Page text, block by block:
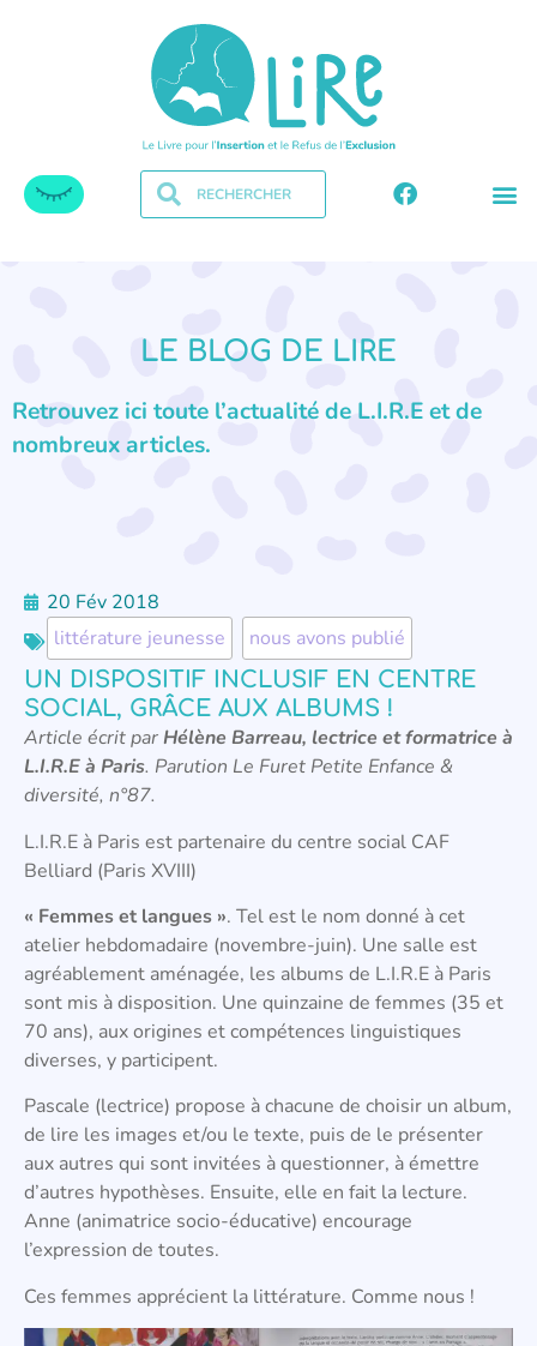
LE BLOG DE LIRE
Retrouvez ici toute l’actualité de L.I.R.E et de
nombreux articles.
20 Fév 2018
littérature jeunesse
nous avons publié
UN DISPOSITIF INCLUSIF EN CENTRE
SOCIAL, GRÂCE AUX ALBUMS !
Article écrit parHélène Barreau, lectrice et formatrice à
L.I.R.E à Paris. Parution Le Furet Petite Enfance &
diversité, n°87.
L.I.R.E à Paris est partenaire du centre social CAF
Belliard (Paris XVIII)
« Femmes et langues ». Tel est le nom donné à cet
atelier hebdomadaire (novembre-juin). Une salle est
agréablement aménagée, les albums de L.I.R.E à Paris
sont mis à disposition. Une quinzaine de femmes (35 et
70 ans), aux origines et compétences linguistiques
diverses, y participent.
Pascale (lectrice) propose à chacune de choisir un album,
de lire les images et/ou le texte, puis de le présenter
aux autres qui sont invitées à questionner, à émettre
d’autres hypothèses. Ensuite, elle en fait la lecture.
Anne (animatrice socio-éducative) encourage
l’expression de toutes.
Ces femmes apprécient la littérature. Comme nous !